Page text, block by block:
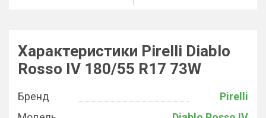
Характеристики Pirelli Diablo
Rosso IV 180/55 R17 73W
Бренд
Pirelli